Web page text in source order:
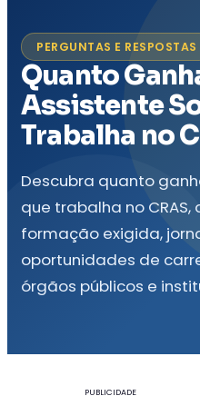
PERGUNTAS E RESPOSTAS
Quanto
Assistente
Trabalha no
Descubra quanto
que trabalha no
formação exigida,
oportunidades de
órgãos públicos e
PUBLICIDADE